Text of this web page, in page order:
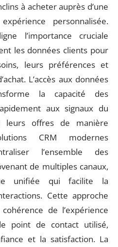
à acheter auprès d’une
personnalisée.
l’importance cruciale
les données clients pour
leurs préférences et
L’accès aux données
la capacité des
aux signaux du
leurs offres de manière
CRM modernes
l’ensemble des
de multiples canaux,
unifiée qui facilite la
Cette approche
de l’expérience
point de contact utilisé,
et la satisfaction. La